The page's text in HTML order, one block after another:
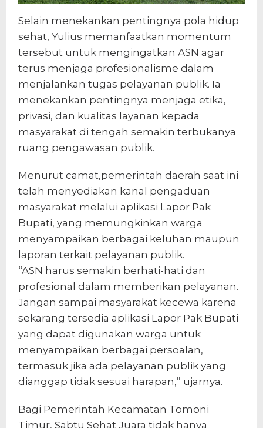
Selain menekankan pentingnya pola hidup
sehat, Yulius memanfaatkan momentum
tersebut untuk mengingatkan ASN agar
terus menjaga profesionalisme dalam
menjalankan tugas pelayanan publik. Ia
menekankan pentingnya menjaga etika,
privasi, dan kualitas layanan kepada
masyarakat di tengah semakin terbukanya
ruang pengawasan publik.
Menurut camat,pemerintah daerah saat ini
telah menyediakan kanal pengaduan
masyarakat melalui aplikasi Lapor Pak
Bupati, yang memungkinkan warga
menyampaikan berbagai keluhan maupun
laporan terkait pelayanan publik.
“ASN harus semakin berhati-hati dan
profesional dalam memberikan pelayanan.
Jangan sampai masyarakat kecewa karena
sekarang tersedia aplikasi Lapor Pak Bupati
yang dapat digunakan warga untuk
menyampaikan berbagai persoalan,
termasuk jika ada pelayanan publik yang
dianggap tidak sesuai harapan,” ujarnya.
Bagi Pemerintah Kecamatan Tomoni
Timur, Sabtu Sehat Juara tidak hanya